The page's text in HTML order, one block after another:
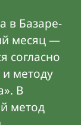
в Базаре-
месяц —
согласно
методу
В
метод